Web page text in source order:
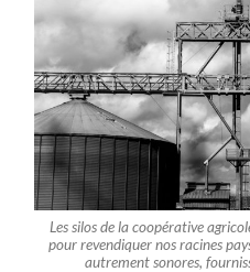
Les silos de la coopérative
pour revendiquer nos racines
autrement sonores,